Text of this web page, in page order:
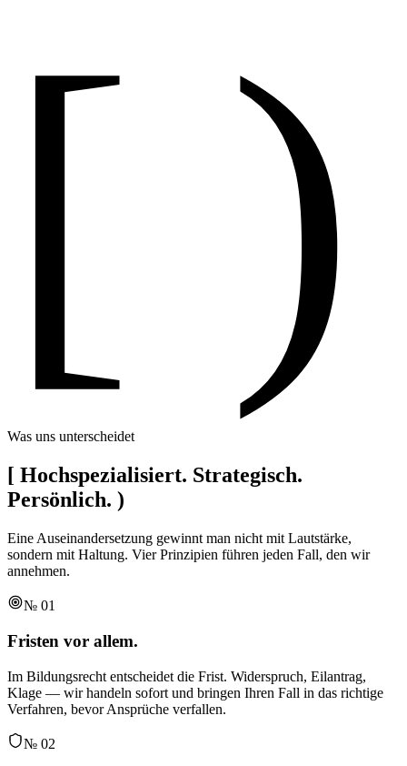
[ )
Was uns unterscheidet
[ Hochspezialisiert. Strategisch.
Persönlich. )
Eine Auseinandersetzung gewinnt man nicht mit Lautstärke,
sondern mit Haltung. Vier Prinzipien führen jeden Fall, den wir
annehmen.
№ 01
Fristen vor allem.
Im Bildungsrecht entscheidet die Frist. Widerspruch, Eilantrag,
Klage — wir handeln sofort und bringen Ihren Fall in das richtige
Verfahren, bevor Ansprüche verfallen.
№ 02